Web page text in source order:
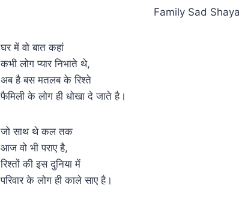
Family Sad
घर में वो बात कहां
कभी लोग प्यार निभाते थे,
अब है बस मतलब के रिश्ते
फैमिली के लोग ही धोखा दे जाते है।
जो साथ थे कल तक
आज वो भी पराए है,
रिश्तों की इस दुनिया में
परिवार के लोग ही काले साए है।